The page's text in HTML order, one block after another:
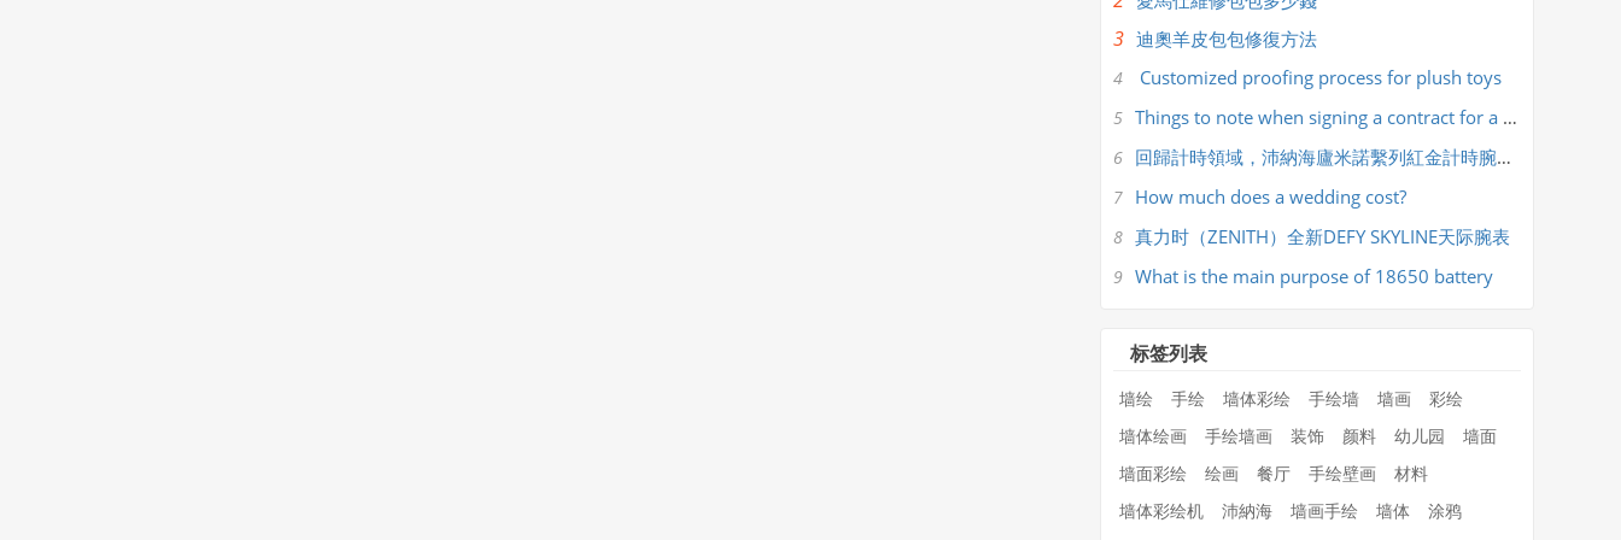
3 ​迪奧羊皮包包修復方法
4 Customized proofing process for plush toys
5 Things to note when signing a contract for a wedding company
6 回歸計時領域，沛納海廬米諾繫列紅金計時腕錶PAM01111
7 How much does a wedding cost?
8 真力时（ZENITH）全新DEFY SKYLINE天际腕表
9 What is the main purpose of 18650 battery
标签列表
墙绘 手绘 墙体彩绘 手绘墙 墙画
彩绘
墙体绘画
手绘墙画 装饰 颜料 幼儿园
墙面
墙面彩绘
绘画 餐厅 手绘壁画
材料
墙体彩绘机
沛納海 墙画手绘 墙体
涂鸦